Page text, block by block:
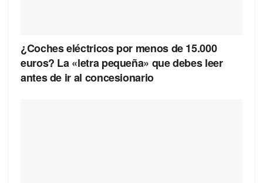
¿Coches eléctricos por menos de 15.000
euros? La «letra pequeña» que debes leer
antes de ir al concesionario